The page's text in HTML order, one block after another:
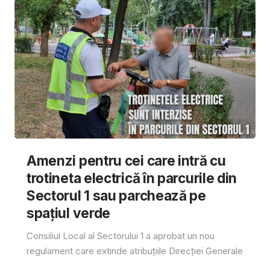
Amenzi pentru cei care intră cu
trotineta electrică în parcurile din
Sectorul 1 sau parchează pe
spațiul verde
Consiliul Local al Sectorului 1 a aprobat un nou
regulament care extinde atribuțiile Direcției Generale